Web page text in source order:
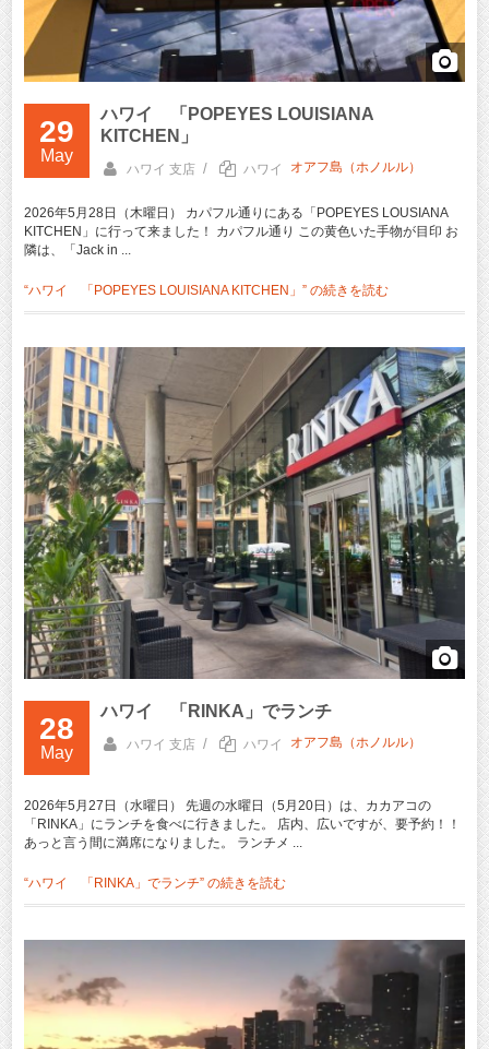
29
May
ハワイ 「POPEYES LOUISIANA
KITCHEN」
ハワイ 支店 / ハワイ オアフ島（ホノルル）
2026年5月28日（木曜日） カパフル通りにある「POPEYES LOUSIANA
KITCHEN」に行って来ました！ カパフル通り この黄色いた手物が目印 お
隣は、「Jack in ...
“ハワイ 「POPEYES LOUISIANA KITCHEN」” の続きを読む
28
May
ハワイ 「RINKA」でランチ
ハワイ 支店 / ハワイ オアフ島（ホノルル）
2026年5月27日（水曜日） 先週の水曜日（5月20日）は、カカアコの
「RINKA」にランチを食べに行きました。 店内、広いですが、要予約！！
あっと言う間に満席になりました。 ランチメ ...
“ハワイ 「RINKA」でランチ” の続きを読む